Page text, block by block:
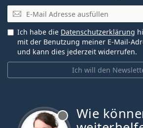
E-Mail
Ich will den
Ich habe die Datenschutzerklärung
mit der Benutzung meiner E-Mail-
und kann dies jederzeit widerrufen.
Wie